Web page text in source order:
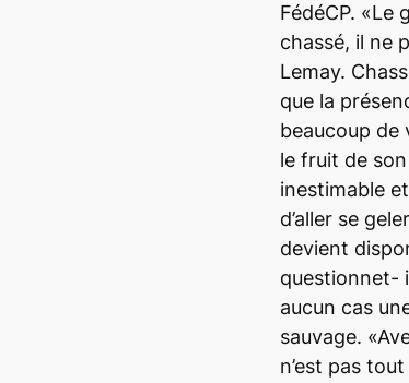
FédéCP. «Le
chassé, il ne
Lemay.
que la
beaucoup de
le fruit de
inestimable
d’aller se
devient
questionnet-
aucun cas
sauvage.
n’est pas